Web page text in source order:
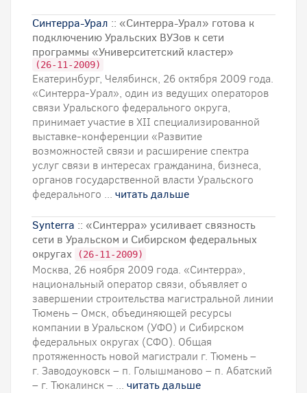
Синтерра-Урал :: «Синтерра-Урал» готова к
подключению Уральских ВУЗов к сети
программы «Университетский кластер»
(26-11-2009)
Екатеринбург, Челябинск, 26 октября 2009 года.
«Синтерра-Урал», один из ведущих операторов
связи Уральского федерального округа,
принимает участие в ХII специализированной
выставке-конференции «Развитие
возможностей связи и расширение спектра
услуг связи в интересах гражданина, бизнеса,
органов государственной власти Уральского
федерального ... читать дальше
Synterra :: «Синтерра» усиливает связность
сети в Уральском и Сибирском федеральных
округах
(26-11-2009)
Москва, 26 ноября 2009 года. «Синтерра»,
национальный оператор связи, объявляет о
завершении строительства магистральной линии
Тюмень – Омск, объединяющей ресурсы
компании в Уральском (УФО) и Сибирском
федеральных округах (СФО). Общая
протяженность новой магистрали г. Тюмень –
г. Заводоуковск – п. Голышманово – п. Абатский
– г. Тюкалинск – ... читать дальше